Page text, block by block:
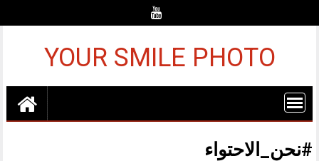
YOUR SMILE PHOTO
#نحن_الاحتواء